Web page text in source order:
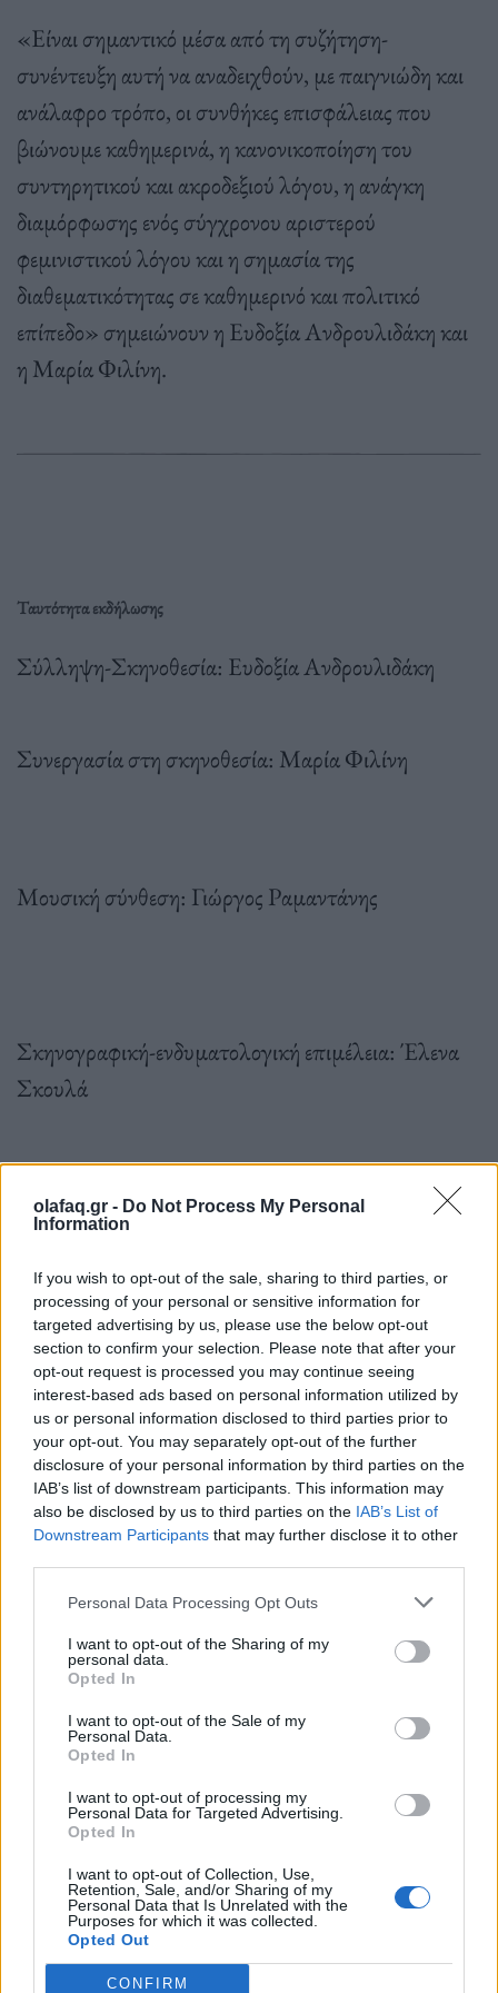
olafaq.gr - Do Not Process My Personal
Information
If you wish to opt-out of the sale, sharing to third parties, or
processing of your personal or sensitive information for
targeted advertising by us, please use the below opt-out
section to confirm your selection. Please note that after your
opt-out request is processed you may continue seeing
interest-based ads based on personal information utilized by
us or personal information disclosed to third parties prior to
your opt-out. You may separately opt-out of the further
disclosure of your personal information by third parties on the
IAB’s list of downstream participants. This information may
also be disclosed by us to third parties on the IAB’s List of
Downstream Participants that may further disclose it to other
Personal Data Processing Opt Outs
I want to opt-out of the Sharing of my
personal data.
Opted In
I want to opt-out of the Sale of my
Personal Data.
Opted In
I want to opt-out of processing my
Personal Data for Targeted Advertising.
Opted In
I want to opt-out of Collection, Use,
Retention, Sale, and/or Sharing of my
Personal Data that Is Unrelated with the
Purposes for which it was collected.
Opted Out
CONFIRM
«Είναι σημαντικό μέσα από τη συζήτηση-
συνέντευξη αυτή να αναδειχθούν, με παιγνιώδη και
ανάλαφρο τρόπο, οι συνθήκες επισφάλειας που
βιώνουμε καθημερινά, η κανονικοποίηση του
συντηρητικού και ακροδεξιού λόγου, η ανάγκη
διαμόρφωσης ενός σύγχρονου αριστερού
φεμινιστικού λόγου και η σημασία της
διαθεματικότητας σε καθημερινό και πολιτικό
επίπεδο» σημειώνουν η Ευδοξία Ανδρουλιδάκη και
η Μαρία Φιλίνη.
Ταυτότητα εκδήλωσης
Σύλληψη-Σκηνοθεσία: Ευδοξία Ανδρουλιδάκη
Συνεργασία στη σκηνοθεσία: Μαρία Φιλίνη
Μουσική σύνθεση: Γιώργος Ραμαντάνης
Σκηνογραφική-ενδυματολογική επιμέλεια: Έλενα
Σκουλά
Βοηθός σκηνοθέτριας: Ζωή Μυλωνά
Συντονίζουν: Ευδοξία Ανδρουλιδάκη, Μαρία
Φιλίνη
Καλεσμένες:
Στις 7/1 η Έλενα-Όλγα Χρηστίδη (σε guest
εμφάνιση o Αντώνης Αντωνόπουλος)
Στις 4/2 η Εύα Στεφανή (σε guest εμφάνιση η
Αντιγόνη Φρυδά)
Στις 3/3 η Κλειώ Παπαπαντολέων (σε guest
εμφάνιση ο Βασίλης Βηλαράς)